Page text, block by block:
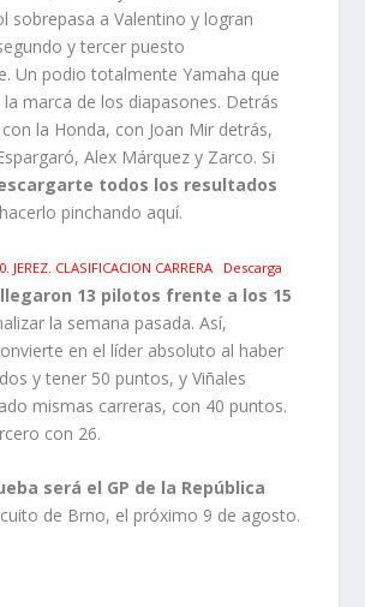
sobrepasa a Valentino y logran
y tercer puesto
Un podio totalmente Yamaha que
marca de los diapasones. Detrás
la Honda, con Joan Mir detrás,
Alex Márquez y Zarco. Si
todos los resultados
pinchando aquí.
JEREZ. CLASIFICACION CARRERA Descarga
llegaron 13 pilotos frente a los 15
la semana pasada. Así,
en el líder absoluto al haber
y tener 50 puntos, y Viñales
mismas carreras, con 40 puntos.
con 26.
será el GP de la República
de Brno, el próximo 9 de agosto.